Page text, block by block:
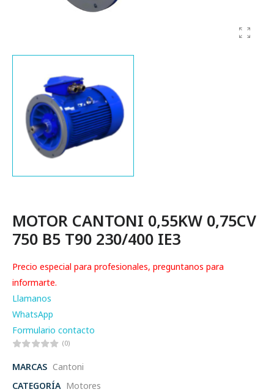
MOTOR CANTONI 0,55KW 0,75CV
750 B5 T90 230/400 IE3
Precio especial para profesionales, preguntanos para
informarte.
Llamanos
WhatsApp
Formulario contacto
(0)
MARCAS Cantoni
CATEGORÍA Motores